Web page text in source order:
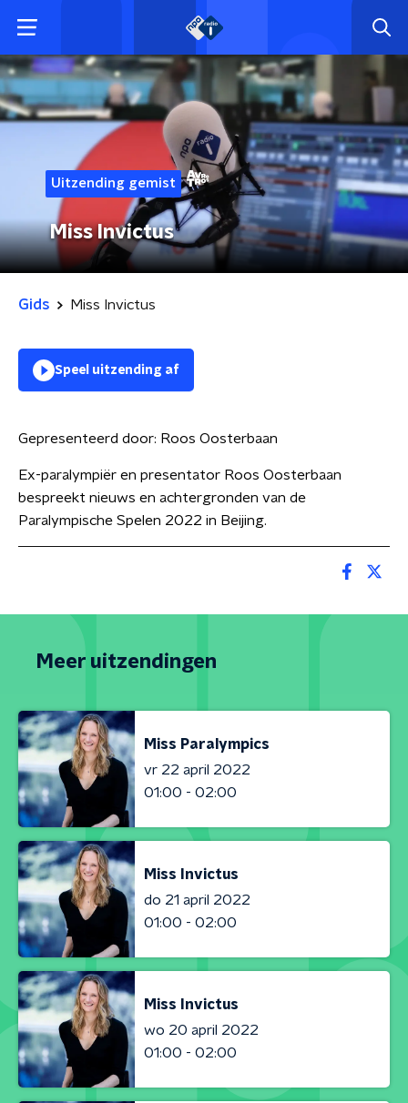
Uitzending gemist
Miss Invictus
Gids Miss Invictus
Speel uitzending af
Gepresenteerd door: Roos Oosterbaan
Ex-paralympiër en presentator Roos Oosterbaan
bespreekt nieuws en achtergronden van de
Paralympische Spelen 2022 in Beijing.
Meer uitzendingen
Miss Paralympics
vr 22 april 2022
01:00 - 02:00
Miss Invictus
do 21 april 2022
01:00 - 02:00
Miss Invictus
wo 20 april 2022
01:00 - 02:00